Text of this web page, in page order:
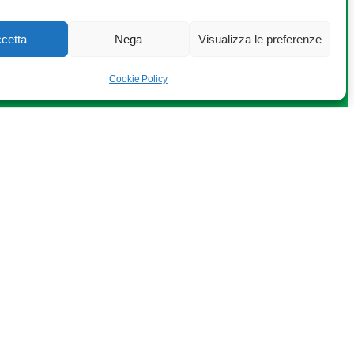
Nega Visualizza le preferenze
Cookie Policy